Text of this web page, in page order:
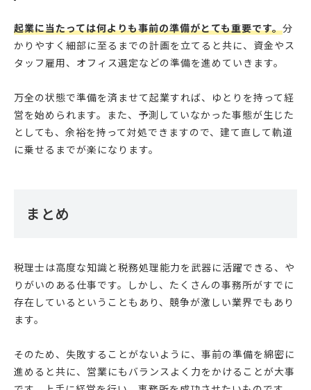
起業に当たっては何よりも事前の準備がとても重要です。分
かりやすく細部に至るまでの計画を立てると共に、資金やス
タッフ雇用、オフィス選定などの準備を進めていきます。
万全の状態で準備を済ませて起業すれば、ゆとりを持って経
営を始められます。また、予測していなかった事態が生じた
としても、余裕を持って対処できますので、建て直して軌道
に乗せるまでが楽になります。
まとめ
税理士は高度な知識と税務処理能力を武器に活躍できる、や
りがいのある仕事です。しかし、たくさんの事務所がすでに
存在しているということもあり、競争が激しい業界でもあり
ます。
そのため、失敗することがないように、事前の準備を綿密に
進めると共に、営業にもバランスよく力をかけることが大事